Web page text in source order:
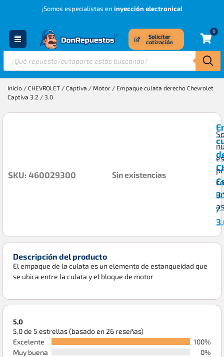
¡Somos especialistas en inyección electronica!
Solicitar
cotización
0
Inicio / CHEVROLET / Captiva / Motor / Empaque culata derecho Chevrolet
Captiva 3.2 / 3.0
/
SKU: 460029300 Sin existencias
Descripción del producto
El empaque de la culata es un elemento de estanqueidad que
se ubica entre la culata y el bloque de motor
5,0
5,0 de 5 estrellas (basado en 26 reseñas)
Excelente
100%
Muy buena
0%